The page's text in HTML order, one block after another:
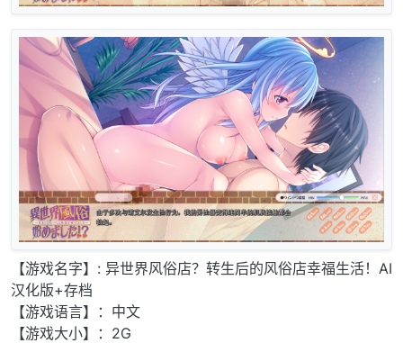
【游戏名字】: 异世界风俗店？转生后的风俗店幸福生活！AI
汉化版+存档
【游戏语言】：中文
【游戏大小】：2G